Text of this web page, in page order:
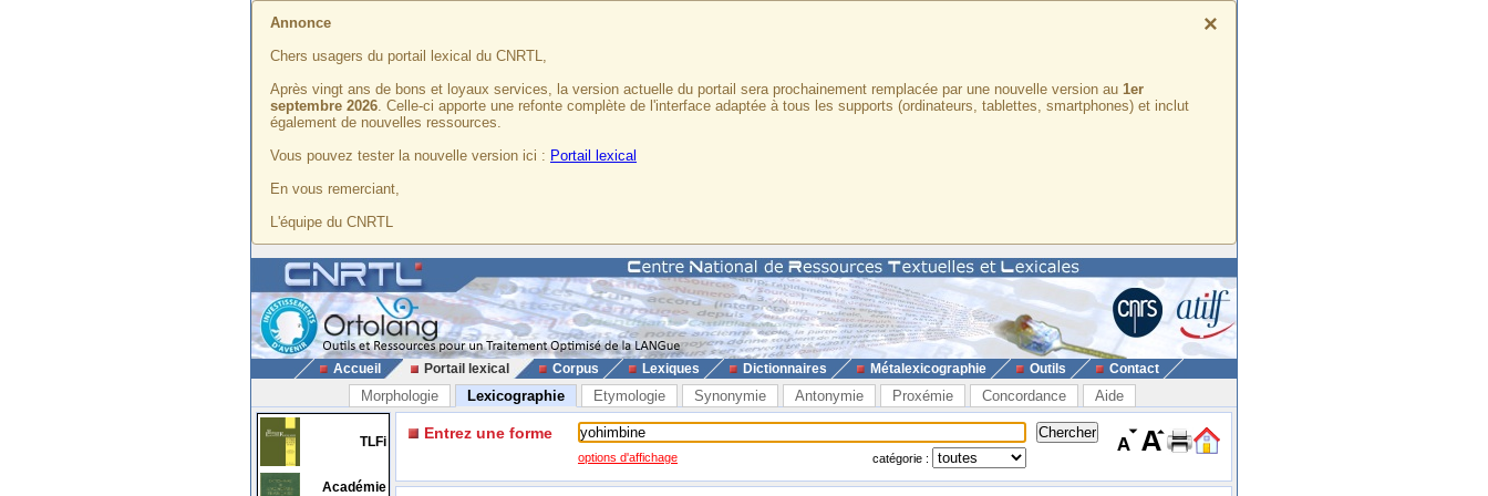
×
Annonce
Chers usagers du portail lexical du CNRTL,
Après vingt ans de bons et loyaux services, la version actuelle du portail sera prochainement remplacée par une nouvelle version au 1er
septembre 2026. Celle-ci apporte une refonte complète de l'interface adaptée à tous les supports (ordinateurs, tablettes, smartphones) et inclut
également de nouvelles ressources.
Vous pouvez tester la nouvelle version ici : Portail lexical
En vous remerciant,
L'équipe du CNRTL
Accueil Portail lexical Corpus Lexiques Dictionnaires Métalexicographie Outils Contact
Morphologie Lexicographie Etymologie Synonymie Antonymie Proxémie Concordance Aide
TLFi
Académie
Entrez une forme
options d'affichage catégorie :